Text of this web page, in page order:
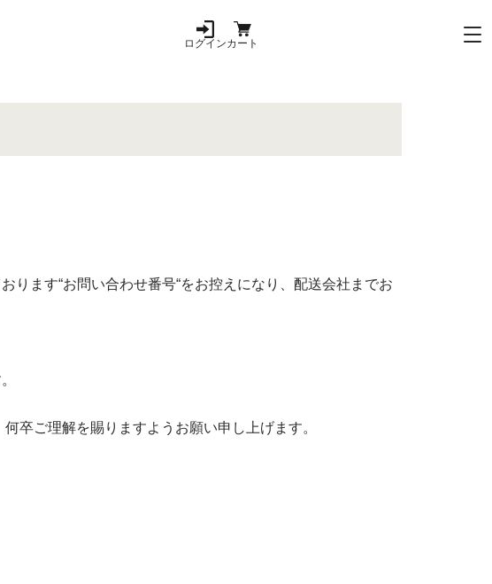
ログインカート
ます“お問い合わせ番号“をお控えになり、配送会社までお
卒ご理解を賜りますようお願い申し上げます。